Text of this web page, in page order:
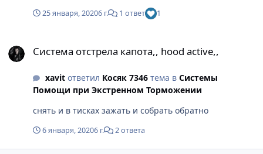
25 января, 20206 г. 1 ответ 1
Система отстрела капота,, hood active,,
xavitответил Косяк 7346тема в Системы
Помощи при Экстренном Торможении
снять и в тисках зажать и собрать обратно
6 января, 20206 г. 2 ответа